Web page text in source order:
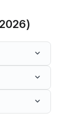
keyboard_arrow_down
keyboard_arrow_down
keyboard_arrow_down